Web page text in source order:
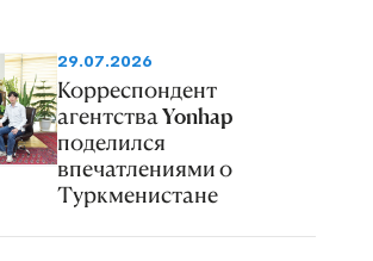
29.07.2026
Корреспондент
агентства Yonhap
поделился
впечатлениями о
Туркменистане